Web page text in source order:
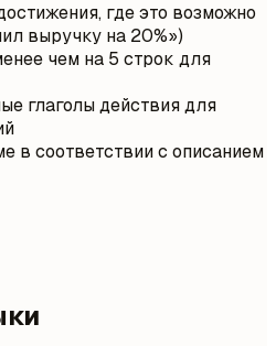
где это возможно
выручку на 20%»)
чем на 5 строк для
глаголы действия для
в соответствии с описанием